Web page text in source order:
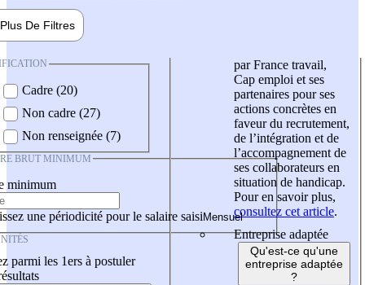
Plus De Filtres
Cadre (20)
Non cadre (27)
Non renseignée (7)
BRUT MINIMUM
minimum
une périodicité pour le salaire saisi
parmi les 1ers à postuler
par France travail,
Cap emploi et ses
partenaires pour ses
actions concrètes en
faveur du recrutement,
de l’intégration et de
l’accompagnement de
ses collaborateurs en
situation de handicap.
Pour en savoir plus,
consultez cet article.
Entreprise adaptée
Qu'est-ce qu'une
entreprise adaptée
?